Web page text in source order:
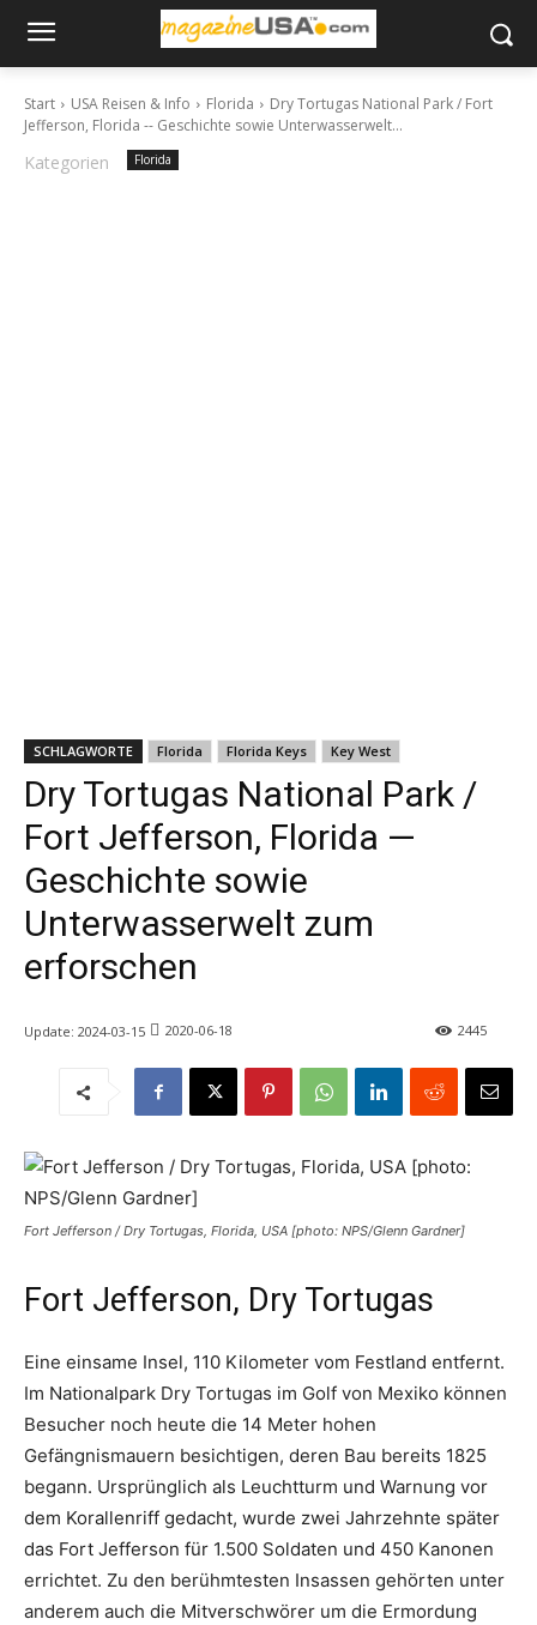
Start USA Reisen & Info Florida
Dry Tortugas National Park / Fort
Jefferson, Florida -- Geschichte sowie Unterwasserwelt...
Kategorien Florida
SCHLAGWORTE Florida Florida Keys Key West
Dry Tortugas National Park /
Fort Jefferson, Florida —
Geschichte sowie
Unterwasserwelt zum
erforschen
Update: 2024-03-15 2020-06-18 2445
Fort Jefferson / Dry Tortugas, Florida, USA [photo: NPS/Glenn Gardner]
Fort Jefferson, Dry Tortugas
Eine einsame Insel, 110 Kilometer vom Festland entfernt.
Im Nationalpark Dry Tortugas im Golf von Mexiko können
Besucher noch heute die 14 Meter hohen
Gefängnismauern besichtigen, deren Bau bereits 1825
begann. Ursprünglich als Leuchtturm und Warnung vor
dem Korallenriff gedacht, wurde zwei Jahrzehnte später
das Fort Jefferson für 1.500 Soldaten und 450 Kanonen
errichtet. Zu den berühmtesten Insassen gehörten unter
anderem auch die Mitverschwörer um die Ermordung